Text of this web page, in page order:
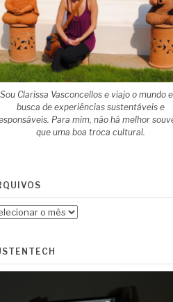
Sou Clarissa Vasconcellos e viajo o mundo
busca de experiências sustentáveis e
Para mim, não há melhor
que uma boa troca cultural.